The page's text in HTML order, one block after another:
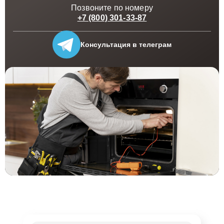
Кроме того, регулярная профилактика и очистка
пылесосов Борк значительно продлевает срок их
службы и предотвращает возникновение более
серьезных поломок. Мастера нашей службы отлично
информированы о технических особенностях данных
устройств и готовы предоставить качественные
рекомендации по эксплуатации после проведения
ремонта.
Оригинальные запчасти и
гарантийное обслуживание
При выполнении ремонтных работ напольных
Позвоните по номеру
+7 (800) 301-33-87
Консультация в телеграм